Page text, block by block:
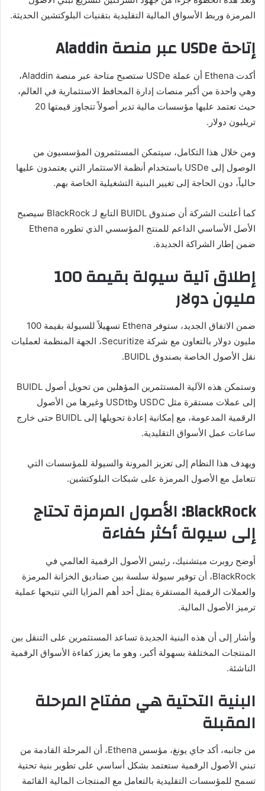
المرمزة وربط الأسواق المالية التقليدية بتقنيات البلوكتشين الحديثة.
إتاحة USDe عبر منصة Aladdin
أكدت Ethena أن عملة USDe ستصبح متاحة عبر منصة Aladdin،
وهي واحدة من أكبر منصات إدارة المحافظ الاستثمارية في العالم،
حيث تعتمد عليها مؤسسات مالية تدير أصولاً تتجاوز قيمتها 20
تريليون دولار.
ومن خلال هذا التكامل، سيتمكن المستثمرون المؤسسيون من
الوصول إلى USDe باستخدام أنظمة الاستثمار التي يعتمدون عليها
حالياً، دون الحاجة إلى تغيير البنية التشغيلية الخاصة بهم.
كما أعلنت الشركة أن صندوق BUIDL التابع لـ BlackRock سيصبح
الأصل الأساسي الداعم للمنتج المؤسسي الذي تطوره Ethena
ضمن إطار الشراكة الجديدة.
إطلاق آلية سيولة بقيمة 100
مليون دولار
ضمن الاتفاق الجديد، ستوفر Ethena تسهيلاً للسيولة بقيمة 100
مليون دولار بالتعاون مع شركة Securitize، الجهة المنظمة لعمليات
نقل الأصول الخاصة بصندوق BUIDL.
وستمكن هذه الآلية المستثمرين المؤهلين من تحويل أصول BUIDL
إلى عملات مستقرة مثل USDC وUSDtb وغيرها من الأصول
الرقمية المدعومة، مع إمكانية إعادة تحويلها إلى BUIDL حتى خارج
ساعات عمل الأسواق التقليدية.
ويهدف هذا النظام إلى تعزيز المرونة والسيولة للمؤسسات التي
تتعامل مع الأصول المرمزة على شبكات البلوكتشين.
BlackRock: الأصول المرمزة تحتاج
إلى سيولة أكثر كفاءة
أوضح روبرت ميتشنيك، رئيس الأصول الرقمية العالمي في
BlackRock، أن توفير سيولة سلسة بين صناديق الخزانة المرمزة
والعملات الرقمية المستقرة يمثل أحد أهم المزايا التي تتيحها عملية
ترميز الأصول المالية.
وأشار إلى أن هذه البنية الجديدة تساعد المستثمرين على التنقل بين
المنتجات المختلفة بسهولة أكبر، وهو ما يعزز كفاءة الأسواق الرقمية
الناشئة.
البنية التحتية هي مفتاح المرحلة
المقبلة
من جانبه، أكد جاي يونغ، مؤسس Ethena، أن المرحلة القادمة من
تبني الأصول الرقمية ستعتمد بشكل أساسي على تطوير بنية تحتية
تسمح للمؤسسات التقليدية بالتعامل مع المنتجات المالية القائمة